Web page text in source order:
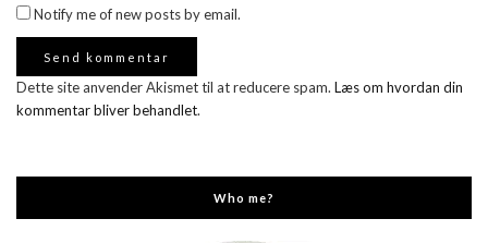
Notify me of new posts by email.
Dette site anvender Akismet til at reducere spam. Læs om hvordan din
kommentar bliver behandlet.
Who me?